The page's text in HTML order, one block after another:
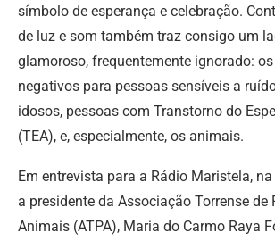
símbolo de esperança e celebração.
de luz e som também traz consigo um
glamoroso, frequentemente ignorado:
negativos para pessoas sensíveis a
idosos, pessoas com Transtorno do
(TEA), e, especialmente, os animais.
Em entrevista para a Rádio Maristela,
a presidente da Associação Torrense de
Animais (ATPA), Maria do Carmo Raya